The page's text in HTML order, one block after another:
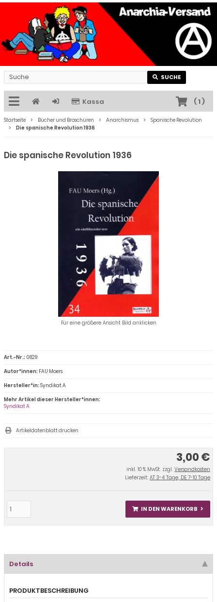
SUCHE
Kassa (1)
Startseite Bücher und Broschüren Anarchismus
Spanische Revolution
Die spanische Revolution 1936
Die spanische Revolution 1936
Für eine größere Ansicht Bild anklicken
3,00 €
inkl. 10 % MwSt. zzgl. Versandkosten
Lieferzeit: AT 3-4 Tage, DE 7-10 Tage
IN DEN WARENKORB
Art.-Nr.: 0829
Autor*innen: FAU Moers
Hersteller*in:Syndikat A
Mehr Artikel dieser Hersteller*innen:
Syndikat A
Artikeldatenblatt drucken
Details
PRODUKTBESCHREIBUNG